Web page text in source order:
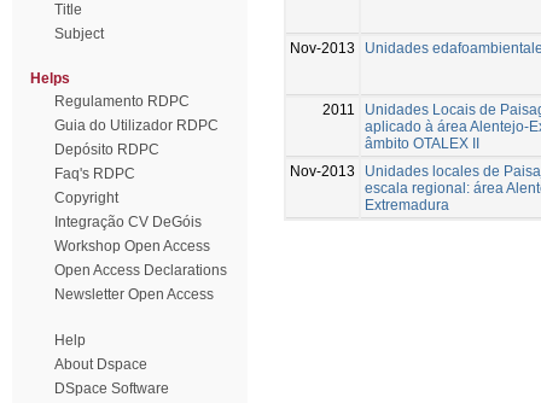
Title
Subject
Helps
Regulamento RDPC
Guia do Utilizador RDPC
Depósito RDPC
Faq's RDPC
Copyright
Integração CV DeGóis
Workshop Open Access
Open Access Declarations
Newsletter Open Access
Help
About Dspace
DSpace Software
Nov-2013 Unidades
2011
Unidades Locais de
aplicado à área Alentejo-
âmbito OTALEX II
Nov-2013
Unidades locales de
escala regional: área
Extremadura